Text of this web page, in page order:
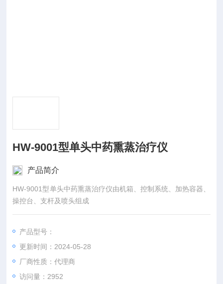
HW-9001型单头中药熏蒸治疗仪
产品简介
HW-9001型单头中药熏蒸治疗仪由机箱、控制系统、加热容器、
操控台、支杆及喷头组成
产品型号：
更新时间：2024-05-28
厂商性质：代理商
访问量：2952